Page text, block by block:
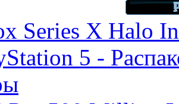
Series X Halo
5 -